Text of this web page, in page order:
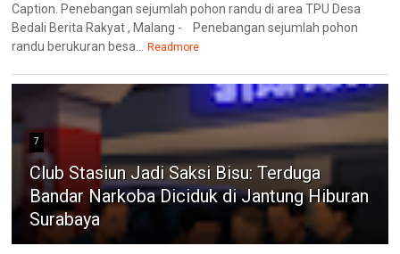
Caption. Penebangan sejumlah pohon randu di area TPU Desa
Bedali Berita Rakyat , Malang - Penebangan sejumlah pohon
randu berukuran besa... Readmore
7
Club Stasiun Jadi Saksi Bisu: Terduga
Bandar Narkoba Diciduk di Jantung Hiburan
Surabaya